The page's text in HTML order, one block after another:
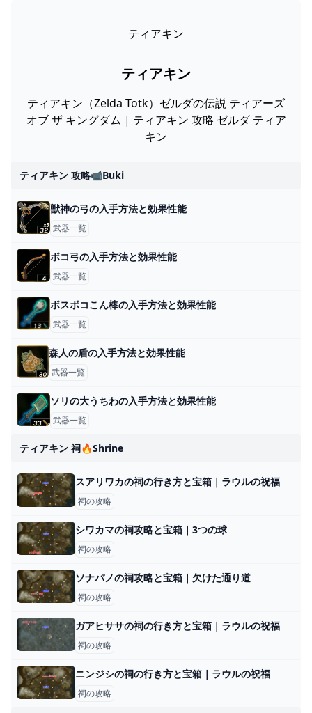
ティアキン
ティアキン
ティアキン（Zelda Totk）ゼルダの伝説 ティアーズ
オブ ザ キングダム | ティアキン 攻略 ゼルダ ティア
キン
ティアキン 攻略📹buki
獣神の弓の入手方法と効果性能
武器一覧
ボコ弓の入手方法と効果性能
武器一覧
ボスボコこん棒の入手方法と効果性能
武器一覧
森人の盾の入手方法と効果性能
武器一覧
ソリの大うちわの入手方法と効果性能
武器一覧
ティアキン 祠🔥shrine
スアリワカの祠の行き方と宝箱｜ラウルの祝福
祠の攻略
シワカマの祠攻略と宝箱｜3つの球
祠の攻略
ソナパノの祠攻略と宝箱｜欠けた通り道
祠の攻略
ガアヒササの祠の行き方と宝箱｜ラウルの祝福
祠の攻略
ニンジシの祠の行き方と宝箱｜ラウルの祝福
祠の攻略